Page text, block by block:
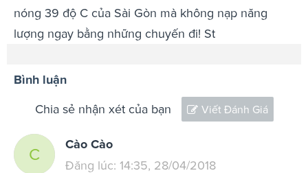
nóng 39 độ C của Sài Gòn mà không nạp năng
lượng ngay bằng những chuyến đi! St
Bình luận
Chia sẻ nhận xét của bạn Viết Đánh Giá
C
Cào Cào
Đăng lúc: 14:35, 28/04/2018